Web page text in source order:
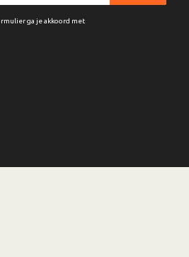
ga je akkoord met